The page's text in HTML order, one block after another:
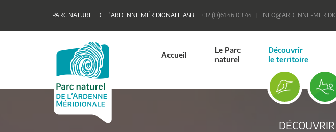
PARC NATUREL DE L'ARDENNE MÉRIDIONALE ASBL +32 (0)61 46 03 44 INFO@ARDENNE-
Accueil
Le Parc
naturel
Découvrir
le territoire